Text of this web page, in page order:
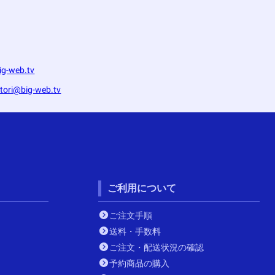
web.tv
web.tv
ご利用について
ご注文手順
送料・手数料
ご注文・配送状況の確認
予約商品の購入